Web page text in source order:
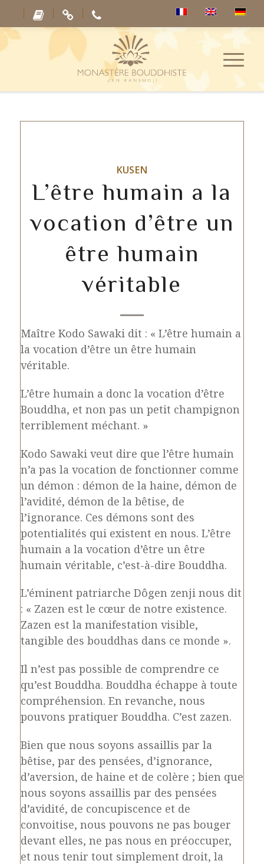
KUSEN
L’être humain a la
vocation d’être un
être humain
véritable
Maître Kodo Sawaki dit : « L’être humain a
la vocation d’être un être humain
véritable.
L’être humain a donc la vocation d’être
Bouddha, et non pas un petit champignon
terriblement méchant. »
Kodo Sawaki veut dire que l’être humain
n’a pas la vocation de fonctionner comme
un démon : démon de la haine, démon de
l’avidité, démon de la bêtise, de
l’ignorance. Ces démons sont des
potentialités qui existent en nous. L’être
humain a la vocation d’être un être
humain véritable, c’est-à-dire Bouddha.
L’éminent patriarche Dôgen zenji nous dit
: « Zazen est le cœur de notre existence.
Zazen est la manifestation visible,
tangible des bouddhas dans ce monde ».
Il n’est pas possible de comprendre ce
qu’est Bouddha. Bouddha échappe à toute
compréhension. En revanche, nous
pouvons pratiquer Bouddha. C’est zazen.
Bien que nous soyons assaillis par la
bêtise, par des pensées, d’ignorance,
d’aversion, de haine et de colère ; bien que
nous soyons assaillis par des pensées
d’avidité, de concupiscence et de
convoitise, nous pouvons ne pas bouger
devant elles, ne pas nous en préoccuper,
et nous tenir tout simplement droit, la